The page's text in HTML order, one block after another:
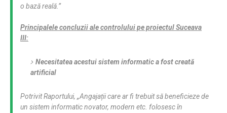
o bază reală.”
Principalele concluzii ale controlului pe proiectul Suceava
III:
Necesitatea acestui sistem informatic a fost creată
artificial
Potrivit Raportului, „Angajații care ar fi trebuit să beneficieze de
un sistem informatic novator, modern etc. folosesc în